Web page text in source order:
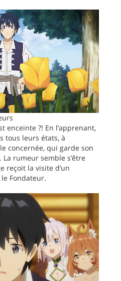
enceinte ?! En l’apprenant,
tous leurs états, à
concernée, qui garde son
rumeur semble s’être
reçoit la visite d’un
Fondateur.